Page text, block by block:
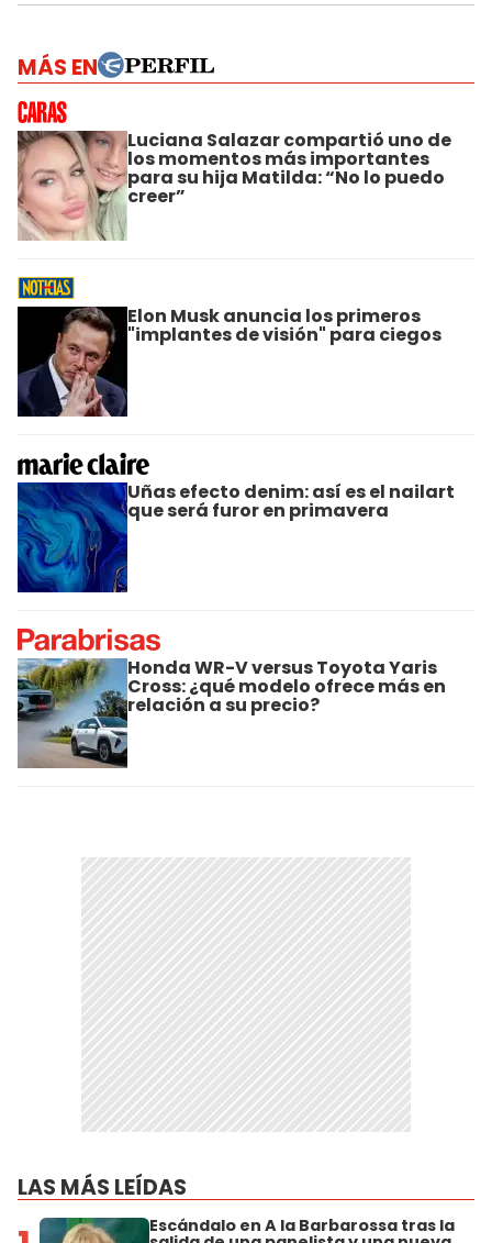
MÁS EN
Luciana Salazar compartió uno de
los momentos más importantes
para su hija Matilda: “No lo puedo
creer”
Elon Musk anuncia los primeros
"implantes de visión" para ciegos
Uñas efecto denim: así es el nailart
que será furor en primavera
Honda WR-V versus Toyota Yaris
Cross: ¿qué modelo ofrece más en
relación a su precio?
LAS MÁS LEÍDAS
Escándalo en A la Barbarossa tras la